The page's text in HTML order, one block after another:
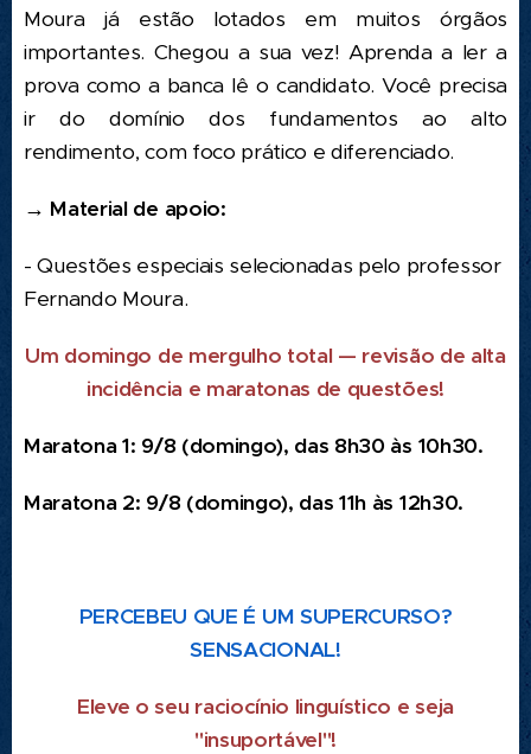
Moura já estão lotados em muitos órgãos
importantes. Chegou a sua vez! Aprenda a ler a
prova como a banca lê o candidato. Você precisa
ir do domínio dos fundamentos ao alto
rendimento, com foco prático e diferenciado.
→ Material de apoio:
- Questões especiais selecionadas pelo professor
Fernando Moura.
Um domingo de mergulho total — revisão de alta
incidência e maratonas de questões!
Maratona 1: 9/8 (domingo), das 8h30 às 10h30.
Maratona 2: 9/8 (domingo), das 11h às 12h30.
PERCEBEU QUE É UM SUPERCURSO?
SENSACIONAL!
Eleve o seu raciocínio linguístico e seja
"insuportável"!